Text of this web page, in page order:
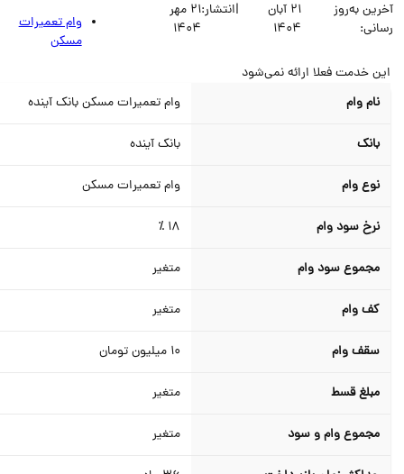
به‌روز
21 آبان
1404
انتشار: 21 مهر
1404
وام تعمیرات
مسکن
خدمت فعلا ارائه نمی‌شود
نام وام
وام تعمیرات مسکن بانک آینده
بانک بانک آینده
نوع وام وام تعمیرات مسکن
نرخ سود وام
مجموع سود وام متغیر
کف وام متغیر
سقف وام میلیون تومان
مبلغ قسط متغیر
مجموع وام و سود متغیر